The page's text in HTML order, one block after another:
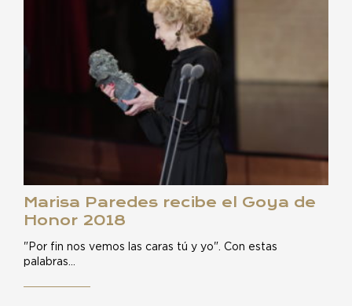
Marisa Paredes recibe el Goya de
Honor 2018
"Por fin nos vemos las caras tú y yo". Con estas
palabras…